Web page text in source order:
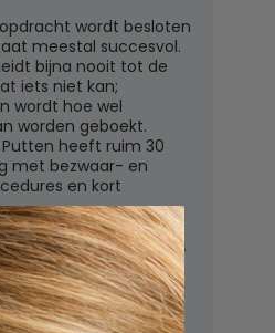
wordt besloten
meestal succesvol.
bijna nooit tot de
iets niet kan;
wordt hoe wel
worden geboekt.
Putten heeft ruim 30
met bezwaar- en
en kort
mr. W.G.H.M.
c.s.
7
(Gld)